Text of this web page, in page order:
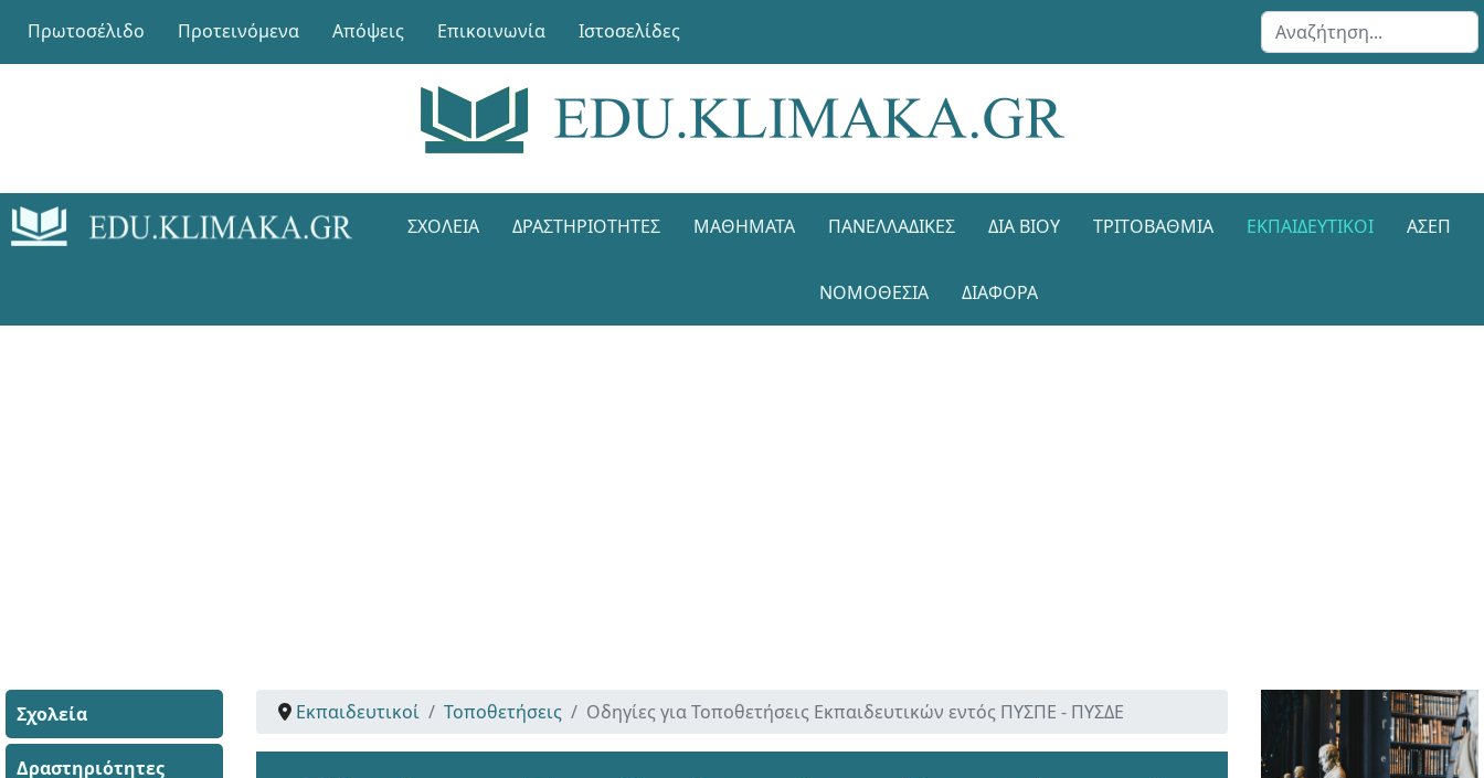
Πρωτοσέλιδο Προτεινόμενα Απόψεις Επικοινωνία Ιστοσελίδες Αναζήτηση...
ΣΧΟΛΕΊΑ ΔΡΑΣΤΗΡΙΌΤΗΤΕΣ ΜΑΘΉΜΑΤΑ ΠΑΝΕΛΛΑΔΙΚΈΣ ΔΙΑ ΒΊΟΥ ΤΡΙΤΟΒΆΘΜΙΑ ΕΚΠΑΙΔΕΥΤΙΚΟΊ ΑΣΕΠ
ΝΟΜΟΘΕΣΊΑ ΔΙΑΦΟΡΑ
Σχολεία
Δραστηριότητες
Εκπαιδευτικοί Τοποθετήσεις Οδηγίες για Τοποθετήσεις Εκπαιδευτικών εντός ΠΥΣΠΕ - ΠΥΣΔΕ